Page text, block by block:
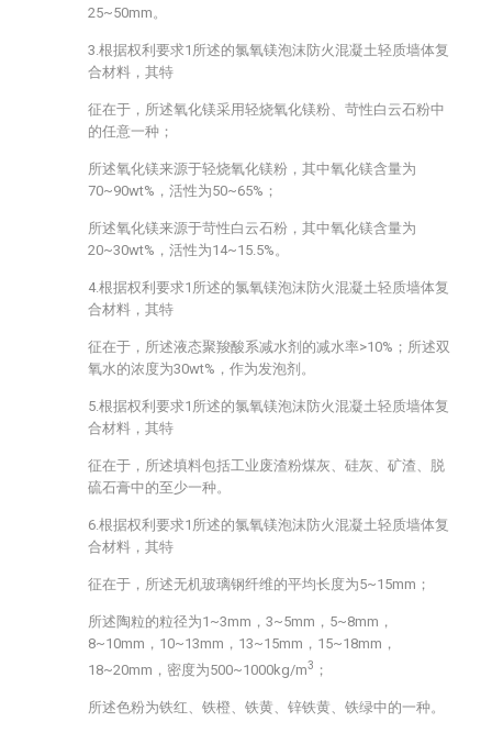
25~50mm。
3.根据权利要求1所述的氯氧镁泡沫防火混凝土轻质墙体复
合材料，其特
征在于，所述氧化镁采用轻烧氧化镁粉、苛性白云石粉中
的任意一种；
所述氧化镁来源于轻烧氧化镁粉，其中氧化镁含量为
70~90wt%，活性为50~65%；
所述氧化镁来源于苛性白云石粉，其中氧化镁含量为
20~30wt%，活性为14~15.5%。
4.根据权利要求1所述的氯氧镁泡沫防火混凝土轻质墙体复
合材料，其特
征在于，所述液态聚羧酸系减水剂的减水率>10%；所述双
氧水的浓度为30wt%，作为发泡剂。
5.根据权利要求1所述的氯氧镁泡沫防火混凝土轻质墙体复
合材料，其特
征在于，所述填料包括工业废渣粉煤灰、硅灰、矿渣、脱
硫石膏中的至少一种。
6.根据权利要求1所述的氯氧镁泡沫防火混凝土轻质墙体复
合材料，其特
征在于，所述无机玻璃钢纤维的平均长度为5~15mm；
所述陶粒的粒径为1~3mm，3~5mm，5~8mm，
8~10mm，10~13mm，13~15mm，15~18mm，
18~20mm，密度为500~1000kg/m3 ；
所述色粉为铁红、铁橙、铁黄、锌铁黄、铁绿中的一种。